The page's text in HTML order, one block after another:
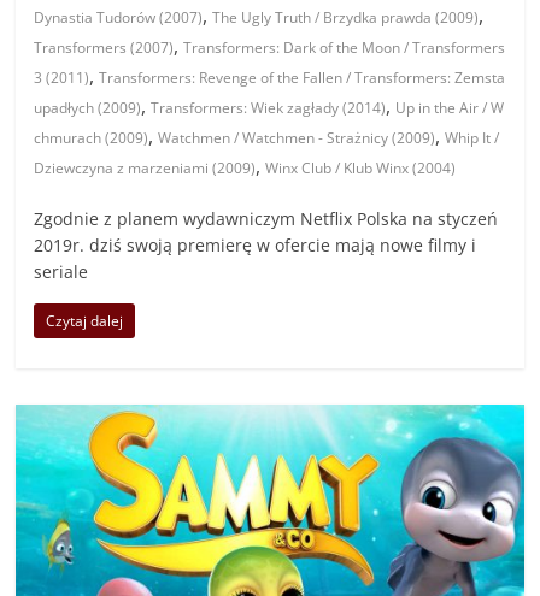
Dynastia Tudorów (2007),The Ugly Truth / Brzydka prawda (2009),
Transformers (2007),Transformers: Dark of the Moon / Transformers
3 (2011),Transformers: Revenge of the Fallen / Transformers: Zemsta
upadłych (2009),Transformers: Wiek zagłady (2014), Up in the Air / W
chmurach (2009),Watchmen / Watchmen - Strażnicy (2009),Whip It /
Dziewczyna z marzeniami (2009),Winx Club / Klub Winx (2004)
Zgodnie z planem wydawniczym Netflix Polska na styczeń
2019r. dziś swoją premierę w ofercie mają nowe filmy i
seriale
Czytaj dalej